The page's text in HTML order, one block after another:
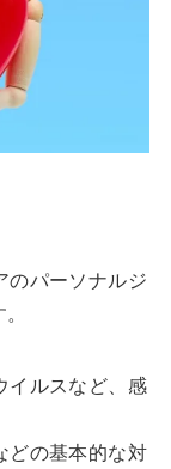
のパーソナルジ
イルスなど、感
どの基本的な対